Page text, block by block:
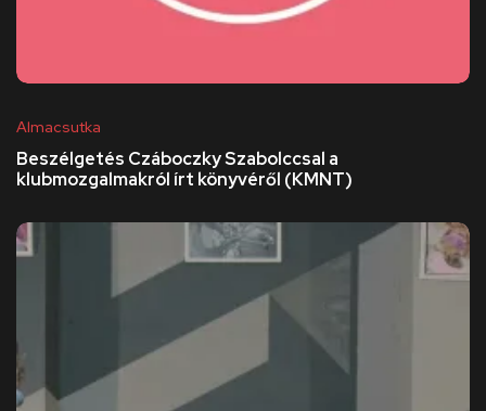
Almacsutka
Beszélgetés Czáboczky Szabolccsal a
klubmozgalmakról írt könyvéről (KMNT)